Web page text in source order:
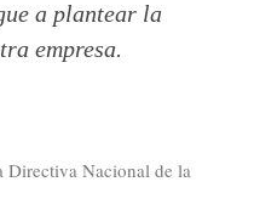
a plantear la
empresa.
Directiva Nacional de la